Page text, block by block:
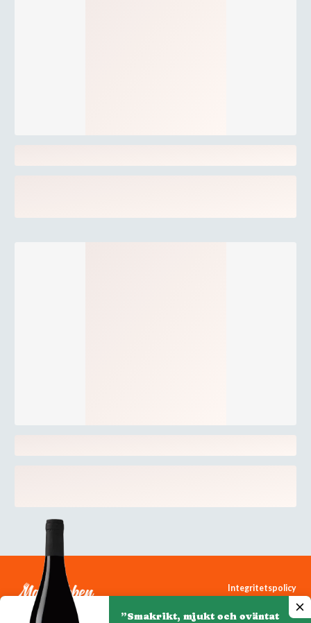
Integritetspolicy
Cookiepolicy
”Smakrikt, mjukt och oväntat